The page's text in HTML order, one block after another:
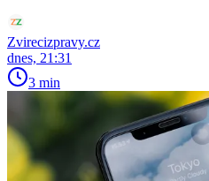
Zvirecizpravy.cz
dnes, 21:31
3 min